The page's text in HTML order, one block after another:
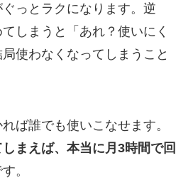
っとラクになります。逆
しまうと「あれ？使いにく
使わなくなってしまうこと
ば誰でも使いこなせます。
まえば、本当に月3時間で回
。